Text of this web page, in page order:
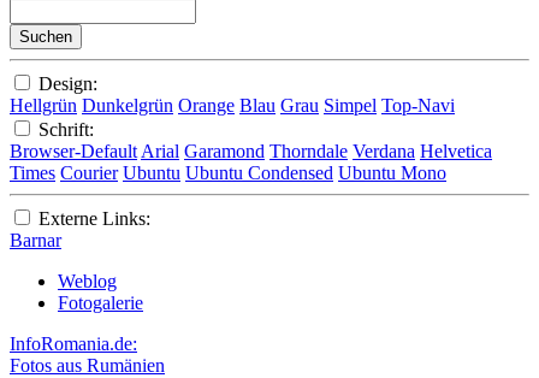
Design:
Hellgrün Dunkelgrün Orange Blau Grau Simpel Top-Navi
Schrift:
Browser-Default Arial Garamond Thorndale Verdana Helvetica
Times Courier Ubuntu Ubuntu Condensed Ubuntu Mono
Externe Links:
Barnar
Weblog
Fotogalerie
InfoRomania.de:
Fotos aus Rumänien